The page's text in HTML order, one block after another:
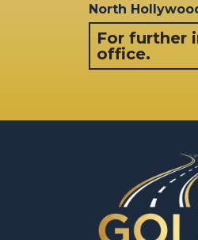
North
For further
office.